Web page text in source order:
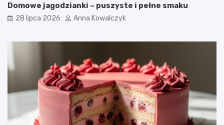
Domowe jagodzianki – puszyste i pełne smaku
28 lipca 2026 Anna Kowalczyk